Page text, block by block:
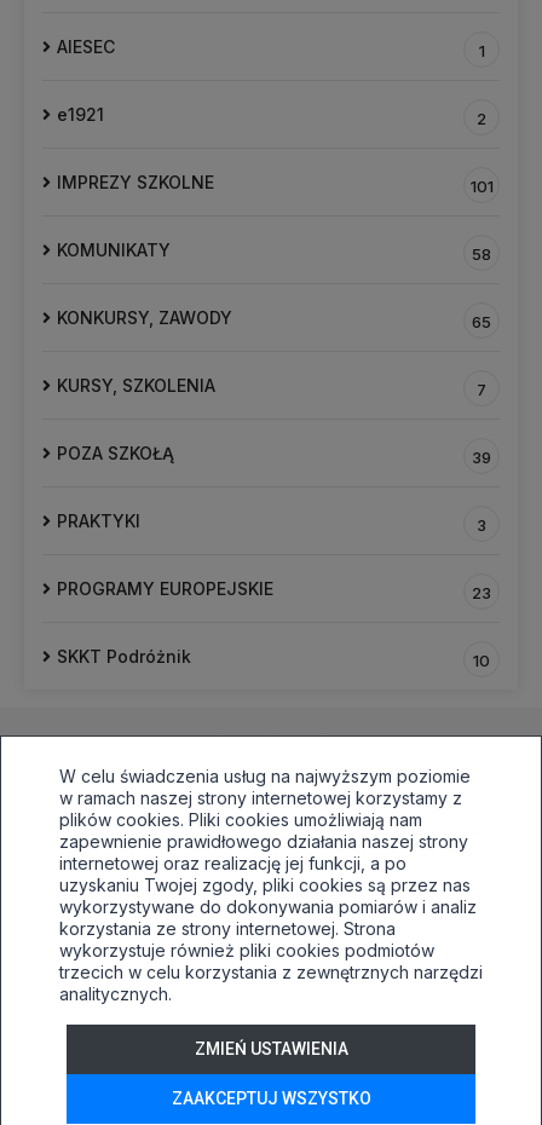
W celu świadczenia usług na najwyższym poziomie
w ramach naszej strony internetowej korzystamy z
plików cookies. Pliki cookies umożliwiają nam
zapewnienie prawidłowego działania naszej strony
internetowej oraz realizację jej funkcji, a po
uzyskaniu Twojej zgody, pliki cookies są przez nas
wykorzystywane do dokonywania pomiarów i analiz
korzystania ze strony internetowej. Strona
wykorzystuje również pliki cookies podmiotów
trzecich w celu korzystania z zewnętrznych narzędzi
analitycznych.
ZMIEŃ USTAWIENIA
ZAAKCEPTUJ WSZYSTKO
AIESEC 1
e1921 2
IMPREZY SZKOLNE 101
KOMUNIKATY 58
KONKURSY, ZAWODY 65
KURSY, SZKOLENIA 7
POZA SZKOŁĄ 39
PRAKTYKI 3
PROGRAMY EUROPEJSKIE 23
SKKT Podróżnik 10
33 496 81 64,awaryjnie515030138
sekretariat@tuwim.edu.pl
Bielsko-Biała, ul.Filarowa 52
Deklaracja dostępności